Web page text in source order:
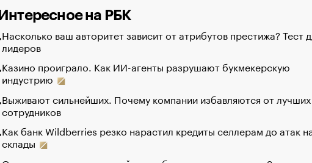
Интересное на РБК
Насколько ваш авторитет зависит от атрибутов престижа? Тест
лидеров
Казино проиграло. Как ИИ-агенты разрушают букмекерскую
индустрию
Выживают сильнейших. Почему компании избавляются от лучших
сотрудников
Как банк Wildberries резко нарастил кредиты селлерам до атак
склады